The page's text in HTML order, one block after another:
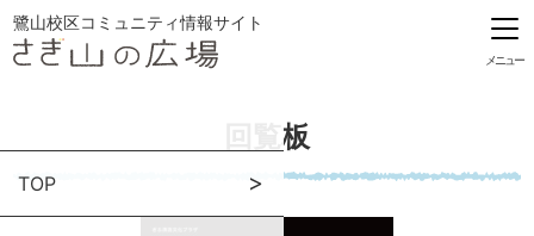
鷺山校区コミュニティ情報サイト
メニュー
TOP
回覧板